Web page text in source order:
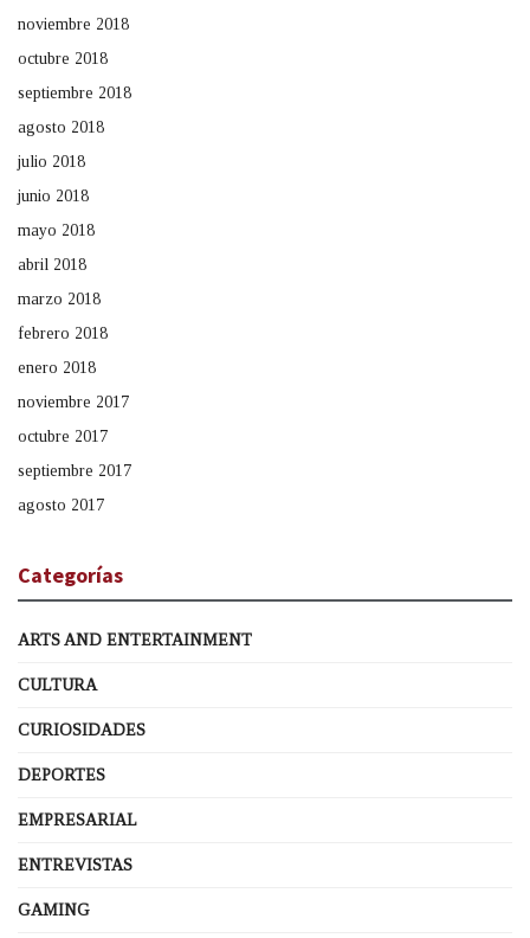
noviembre 2018
octubre 2018
septiembre 2018
agosto 2018
julio 2018
junio 2018
mayo 2018
abril 2018
marzo 2018
febrero 2018
enero 2018
noviembre 2017
octubre 2017
septiembre 2017
agosto 2017
Categorías
ARTS AND ENTERTAINMENT
CULTURA
CURIOSIDADES
DEPORTES
EMPRESARIAL
ENTREVISTAS
GAMING